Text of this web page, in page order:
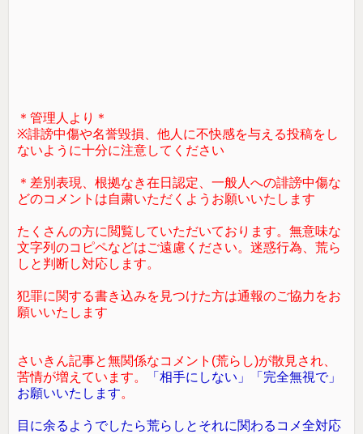
＊管理人より＊
※誹謗中傷や名誉毀損、他人に不快感を与える投稿をし
ないように十分に注意してください
＊差別表現、根拠なき在日認定、一般人への誹謗中傷な
どのコメントは自粛いただくようお願いいたします
たくさんの方に閲覧していただいております。無意味な
文字列のコピペなどはご遠慮ください。迷惑行為、荒ら
しと判断し対応します。
犯罪に関する書き込みを見つけた方は通報のご協力をお
願いいたします
さいきん記事と無関係なコメント(荒らし)が散見され、
苦情が増えています。
「相手にしない」「完全無視で」
お願いいたします。
目に余るようでしたら荒らしとそれに関わるコメ全対応